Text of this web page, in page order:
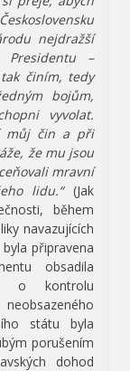
nejdražší
–
tak činím, tedy
bojům,
vyvolat.
můj čin a při
že mu jsou
mravní
lidu.“ (Jak
během
navazujících
připravena
obsadila
o kontrolu
státu byla
porušením
dohod